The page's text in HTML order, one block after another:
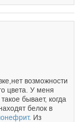
возможности
цвета. У меня
бывает, когда
белок в
. Из